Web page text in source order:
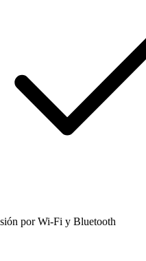
por Wi-Fi y Bluetooth